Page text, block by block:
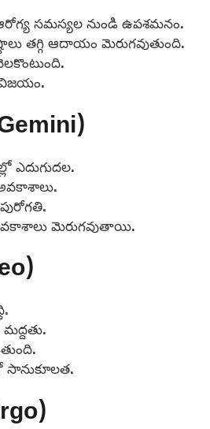
సమస్యల నుండి ఉపశమనం.
తగ్గి ఆదాయం మెరుగవుతుంది.
ఎదుగుదల.
మెరుగవుతాయి.
సానుకూలత.